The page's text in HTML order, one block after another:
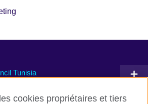
Tunisia
cookies propriétaires et tiers